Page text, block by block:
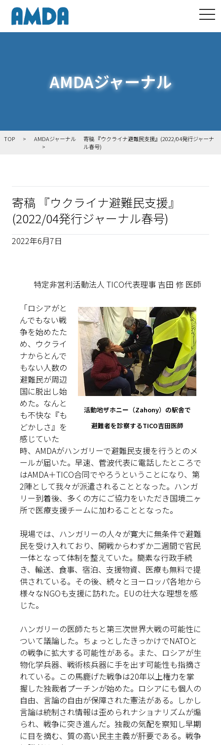
AMDAジャーナル
TOP AMDAジャーナル
寄稿 『ウクライナ避難民支援』(2022/04発行ジャーナ
ル春号)
寄稿 『ウクライナ避難民支援』
(2022/04発行ジャーナル春号)
2022年6月7日
特定非営利活動法人 TICO代表理事 吉田 修 医師
活動地ザホニー（Zahony）の駅舎で
避難者を診察するTICO吉田医師
「ロシアがと
んでもない戦
争を始めたた
め、ウクライ
ナからとんで
もない人数の
避難民が周辺
国に脱出し始
めた。なんと
も不快な『も
どかしさ』を
感じていた
時、AMDAがハンガリーで避難民支援を行うとのメ
ールが届いた。早速、菅波代表に電話したところで
はAMDA＋TICO合同でやろうということになり、第
2陣として我々が派遣されることとなった。ハンガ
リー到着後、多くの方にご協力をいただき国境二ヶ
所で医療支援チームに加わることとなった。
現場では、ハンガリーの人々が寛大に無条件で避難
民を受け入れており、開戦からわずか二週間で官民
一体となって体制を整えていた。簡素な行政手続
き、輸送、食事、宿泊、支援物資、医療も無料で提
供されている。その後、続々とヨーロッパ各地から
様々なNGOも支援に訪れた。EUの壮大な理想を感
じた。
ハンガリーの医師たちと第三次世界大戦の可能性に
ついて議論した。ちょっとしたきっかけでNATOと
の戦争に拡大する可能性がある。また、ロシアが生
物化学兵器、戦術核兵器に手を出す可能性も指摘さ
れている。この馬鹿げた戦争は20年以上権力を掌
握した独裁者プーチンが始めた。ロシアにも個人の
自由、言論の自由が保障された憲法がある。しかし
言論は統制され情報は歪められナショナリズムが煽
られ、戦争に突き進んだ。独裁の気配を察知し早期
に目を摘む、質の高い民主主義が肝要である。戦争